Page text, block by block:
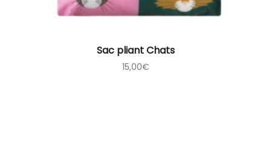
Sac pliant Chats
15,00€